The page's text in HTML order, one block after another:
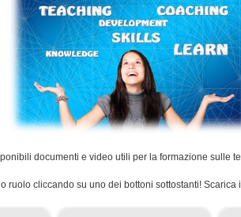
documenti e video utili per la formazione sulle
ruolo cliccando su uno dei bottoni sottostanti! Scarica